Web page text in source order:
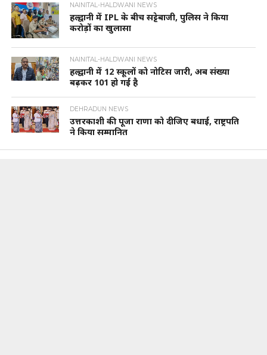
NAINITAL-HALDWANI NEWS
हल्द्वानी में IPL के बीच सट्टेबाजी, पुलिस ने किया
करोड़ों का खुलासा
NAINITAL-HALDWANI NEWS
हल्द्वानी में 12 स्कूलों को नोटिस जारी, अब संख्या
बढ़कर 101 हो गई है
DEHRADUN NEWS
उत्तरकाशी की पूजा राणा को दीजिए बधाई, राष्ट्रपति
ने किया सम्मानित